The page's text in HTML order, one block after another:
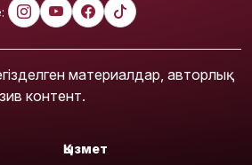
материалдар, авторлық
контент.
Қызмет